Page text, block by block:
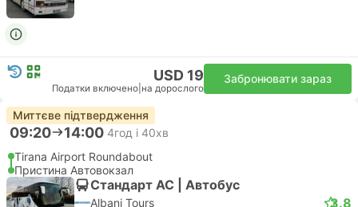
USD 19
Податки включено на дорослого
Забронювати зараз
Миттєве підтвердження
09:20 14:00 4год і 40хв
Tirana Airport Roundabout
Пристина Автовокзал
Стандарт АС | Автобус
Albani Tours 3.8